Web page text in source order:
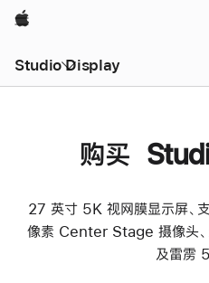
Apple
Studio Display
购买
27 英寸 5K 视网膜显示屏、
像素 Center Stage 摄像头、
及雷雳 5